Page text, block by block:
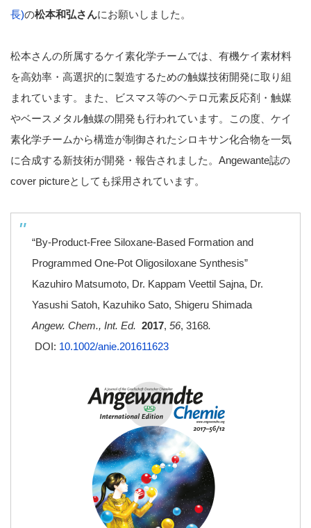
長)の松本和弘さんにお願いしました。
松本さんの所属するケイ素化学チームでは、有機ケイ素材料
を高効率・高選択的に製造するための触媒技術開発に取り組
まれています。また、ビスマス等のヘテロ元素反応剤・触媒
やベースメタル触媒の開発も行われています。この度、ケイ
素化学チームから構造が制御されたシロキサン化合物を一気
に合成する新技術が開発・報告されました。Angewante誌の
cover pictureとしても採用されています。
“By-Product-Free Siloxane-Based Formation and
Programmed One-Pot Oligosiloxane Synthesis”
Kazuhiro Matsumoto, Dr. Kappam Veettil Sajna, Dr.
Yasushi Satoh, Kazuhiko Sato, Shigeru Shimada
Angew. Chem., Int. Ed. 2017, 56, 3168.
DOI: 10.1002/anie.201611623